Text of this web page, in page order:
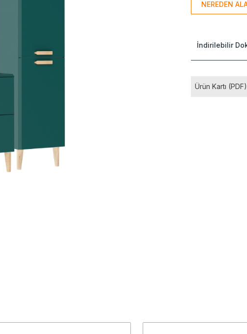
NEREDEN
İndirilebilir
Ürün Kartı (PDF)